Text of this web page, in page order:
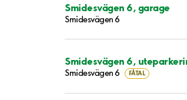
Smidesvägen 6, garage
Smidesvägen 6
Smidesvägen 6,
Smidesvägen 6 FÅTAL